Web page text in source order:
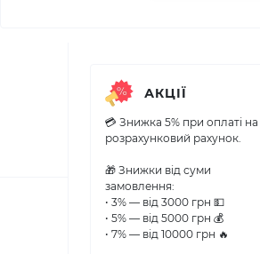
АКЦІЇ
💳 Знижка 5% при оплаті на
розрахунковий рахунок.
🎁 Знижки від суми
замовлення:
• 3% — від 3000 грн 💵
• 5% — від 5000 грн 💰
• 7% — від 10000 грн 🔥